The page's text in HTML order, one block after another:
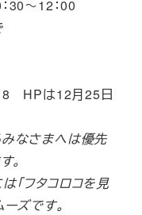
30～12：00
HPは12月25日
なさまへは優先
。
「フタコロコを見
ズです。